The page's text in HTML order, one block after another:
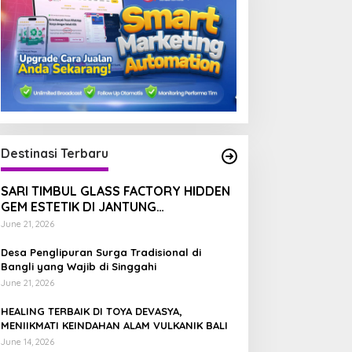
JENDELA WISATA
Blue Fire Kawah Ijen: Mengapa
Dunia dan Salah Satunya di
TERBAIK DI TOYA
MENIIKMATI
ALAM VULKANIK
DANAU BATUR TEMPAT
Destinasi Terbaru
SARI TIMBUL GLASS FACTORY HIDDEN
GEM ESTETIK DI JANTUNG
TEGALALANG, BALI
June 21, 2026
Desa Penglipuran Surga Tradisional di
Bangli yang Wajib di Singgahi
June 21, 2026
HEALING TERBAIK DI TOYA DEVASYA,
MENIIKMATI KEINDAHAN ALAM VULKANIK BALI
June 14, 2026